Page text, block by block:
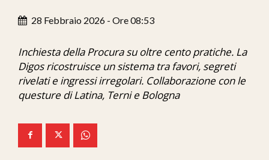
Ita-Mondo
C7 Play
Mix Zone
28 Febbraio 2026 - Ore 08:53
Inchiesta della Procura su oltre cento pratiche. La
Digos ricostruisce un sistema tra favori, segreti
rivelati e ingressi irregolari. Collaborazione con le
questure di Latina, Terni e Bologna